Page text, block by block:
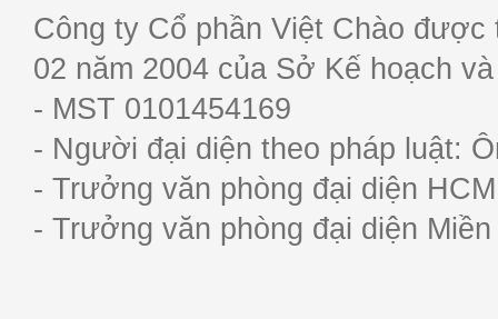
Công ty Cổ phần Việt Chào được
02 năm 2004 của Sở Kế hoạch
- MST 0101454169
- Người đại diện theo pháp luật:
- Trưởng văn phòng đại diện
- Trưởng văn phòng đại diện